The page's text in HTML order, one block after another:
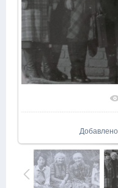
Добавлено